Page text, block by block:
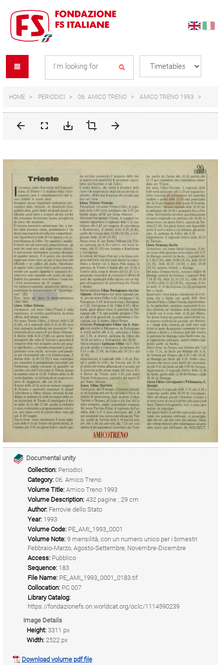
content
navigation
menu
HOME PERIODICI 06. AMICO TRENO AMICO TRENO 1993
Documental unity
Collection: Periodici
Category: 06. Amico Treno
Volume Title: Amico Treno 1993
Volume Description: 432 pagine ; 29 cm
Author: Ferrovie dello Stato
Year: 1993
Volume Code: PE_AMI_1993_0001
Volume Note: 9 mensilità, con un numero unico per i bimestri
Febbraio-Marzo, Agosto-Settembre, Novembre-Dicembre
Access: Pubblico
Sequence: 183
File Name: PE_AMI_1993_0001_0183.tif
Collocation: PC 007
Library Catalog:
https://fondazionefs.on.worldcat.org/oclc/1114590239
Image Details
Height: 3311 px
Width: 2522 px
Download volume pdf file